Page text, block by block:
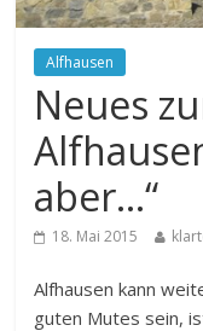
Alfhausen
Neues
aber…“
18. Mai 2015
Alfhausen kann
guten Mutes sein,